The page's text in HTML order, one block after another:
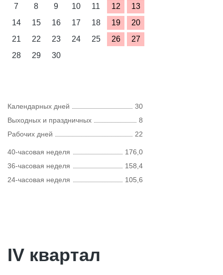
7
8 9 10 11 12
13
14
15 16 17 18 19
20
21
22 23 24 25 26
27
28
29 30
Календарных дней
30
Выходных и праздничных
8
Рабочих дней
22
40-часовая неделя
176,0
36-часовая неделя
158,4
24-часовая неделя
105,6
IV квартал